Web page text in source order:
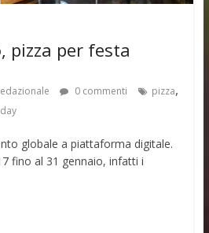
pizza per festa
0 commenti pizza,
globale a piattaforma digitale.
fino al 31 gennaio, infatti i